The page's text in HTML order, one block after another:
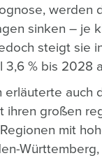
werden
sinken – je
steigt sie
3,6 % bis 2028
erläuterte auch
ihren großen
mit